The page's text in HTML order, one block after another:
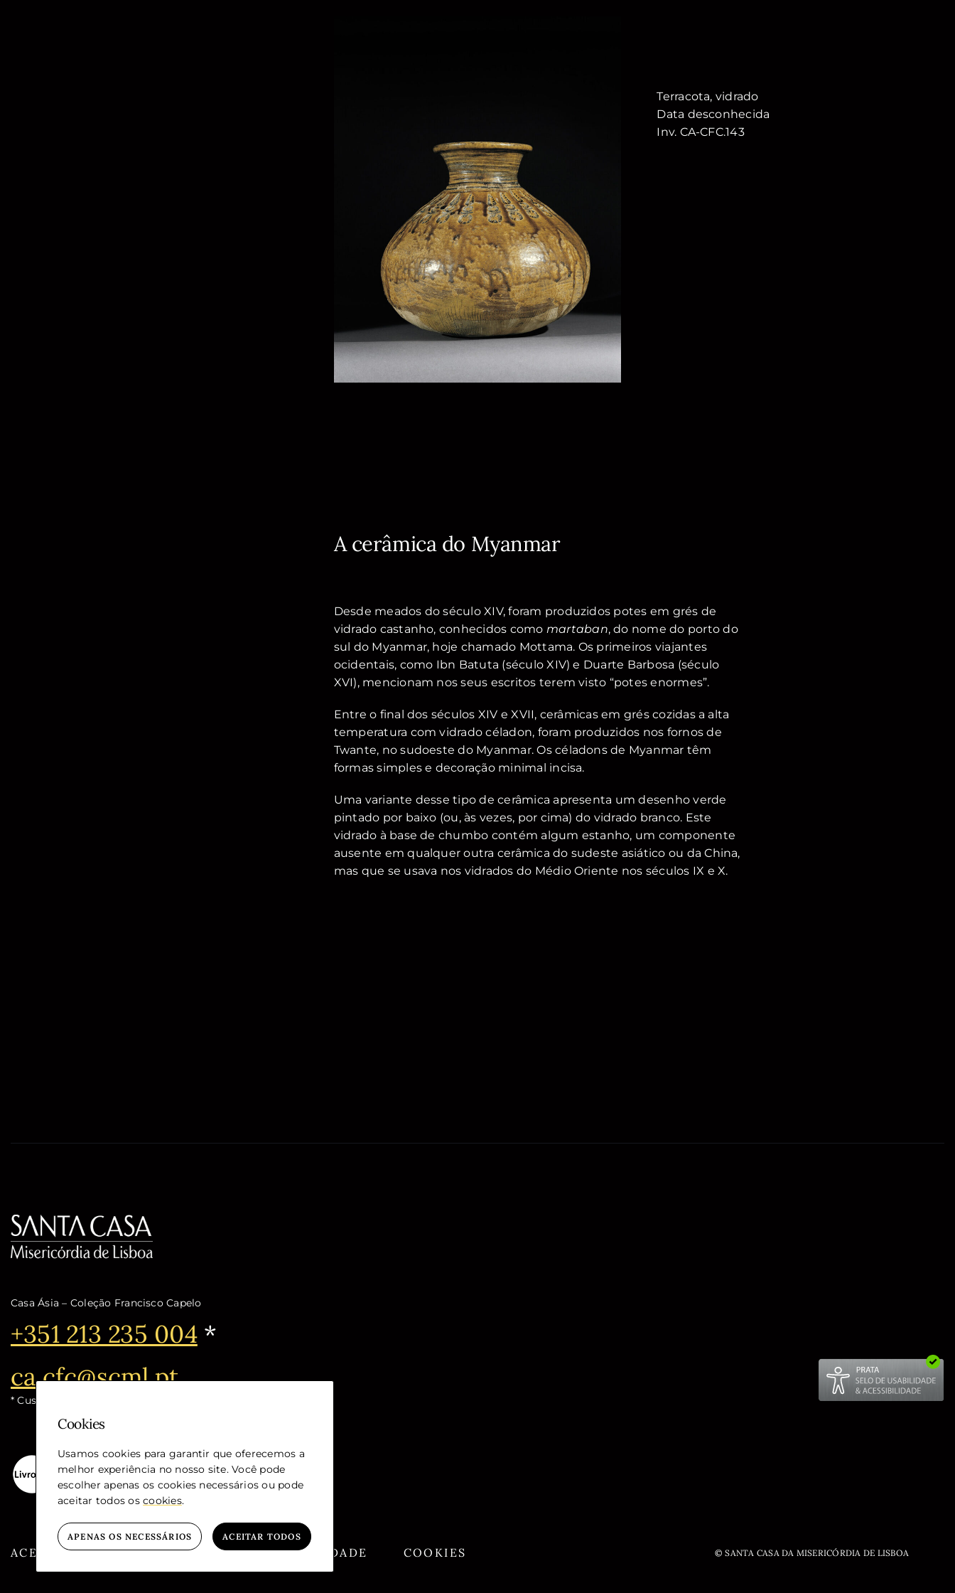
Terracota, vidrado
Data desconhecida
Inv. CA-CFC.143
A cerâmica do Myanmar
Desde meados do século XIV, foram produzidos potes em grés de
vidrado castanho, conhecidos como martaban, do nome do porto do
sul do Myanmar, hoje chamado Mottama. Os primeiros viajantes
ocidentais, como Ibn Batuta (século XIV) e Duarte Barbosa (século
XVI), mencionam nos seus escritos terem visto “potes enormes”.
Entre o final dos séculos XIV e XVII, cerâmicas em grés cozidas a alta
temperatura com vidrado céladon, foram produzidos nos fornos de
Twante, no sudoeste do Myanmar. Os céladons de Myanmar têm
formas simples e decoração minimal incisa.
Uma variante desse tipo de cerâmica apresenta um desenho verde
pintado por baixo (ou, às vezes, por cima) do vidrado branco. Este
vidrado à base de chumbo contém algum estanho, um componente
ausente em qualquer outra cerâmica do sudeste asiático ou da China,
mas que se usava nos vidrados do Médio Oriente nos séculos IX e X.
Casa Ásia – Coleção Francisco Capelo
Telefone:
+351 213 235 004*
Email:
ca.cfc@scml.pt
* Custo de chamada para a rede fixa nacional
ACESSIBILIDADE GLOSSÁRIO PRIVACIDADE COOKIES © SANTA CASA DA MISERICÓRDIA DE LISBOA
Cookies
Usamos cookies para garantir que oferecemos a
melhor experiência no nosso site. Você pode
escolher apenas os cookies necessários ou pode
aceitar todos oscookies.
APENAS OS NECESSÁRIOS ACEITAR TODOS